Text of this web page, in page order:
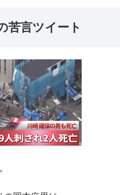
苦言ツイート